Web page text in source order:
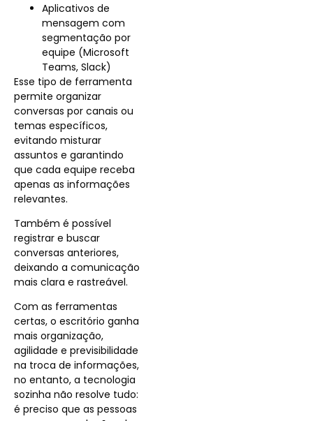
Aplicativos de
mensagem com
segmentação por
equipe (Microsoft
Teams, Slack)
Esse tipo de ferramenta
permite organizar
conversas por canais ou
temas específicos,
evitando misturar
assuntos e garantindo
que cada equipe receba
apenas as informações
relevantes.
Também é possível
registrar e buscar
conversas anteriores,
deixando a comunicação
mais clara e rastreável.
Com as ferramentas
certas, o escritório ganha
mais organização,
agilidade e previsibilidade
na troca de informações,
no entanto, a tecnologia
sozinha não resolve tudo:
é preciso que as pessoas